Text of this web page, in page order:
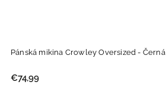
Pánská mikina Crowley Oversized - Černá
€74,99